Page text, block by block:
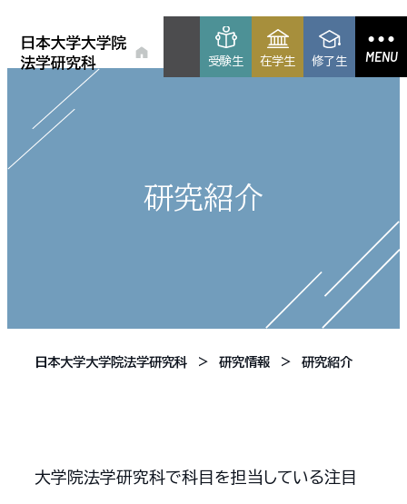
受験生 在学生 修了生 MENU
研究紹介
日本大学大学院法学研究科 研究情報 研究紹介
大学院法学研究科で科目を担当している注目